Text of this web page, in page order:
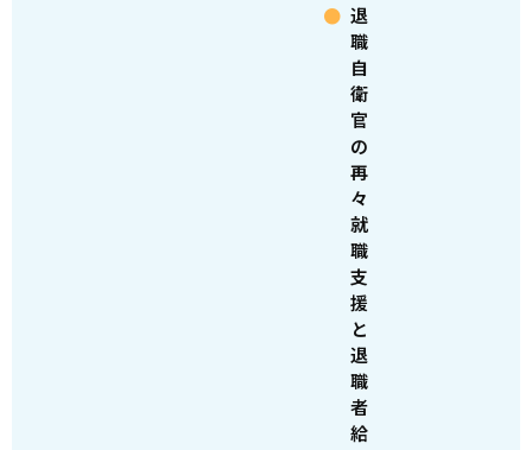
退
職
自
衛
官
の
再
々
就
職
支
援
と
退
職
者
給